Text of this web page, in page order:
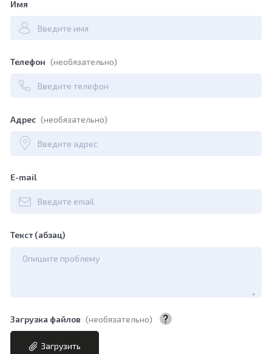
Имя
Телефон (необязательно)
Адрес (необязательно)
E-mail
Текст (абзац)
Загрузка файлов (необязательно)
Загрузить